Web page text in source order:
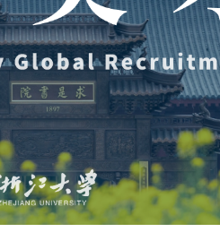
浙大简况
人才队伍
新闻速递
人才风采